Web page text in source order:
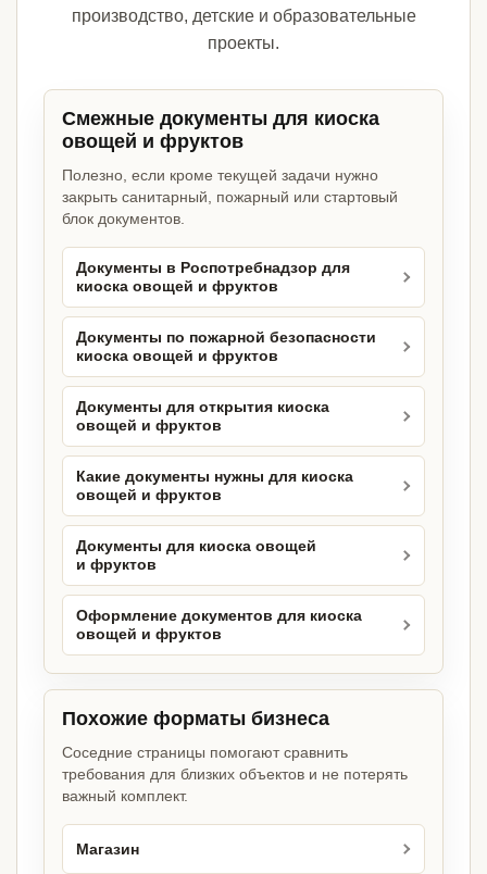
производство, детские и образовательные
проекты.
Смежные документы для киоска
овощей и фруктов
Полезно, если кроме текущей задачи нужно
закрыть санитарный, пожарный или стартовый
блок документов.
Документы в Роспотребнадзор для
киоска овощей и фруктов
Документы по пожарной безопасности
киоска овощей и фруктов
Документы для открытия киоска
овощей и фруктов
Какие документы нужны для киоска
овощей и фруктов
Документы для киоска овощей
и фруктов
Оформление документов для киоска
овощей и фруктов
Похожие форматы бизнеса
Соседние страницы помогают сравнить
требования для близких объектов и не потерять
важный комплект.
Магазин